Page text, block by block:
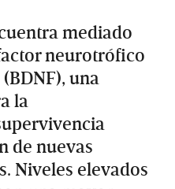
mediado
neurotrófico
una
la
de nuevas
Niveles elevados